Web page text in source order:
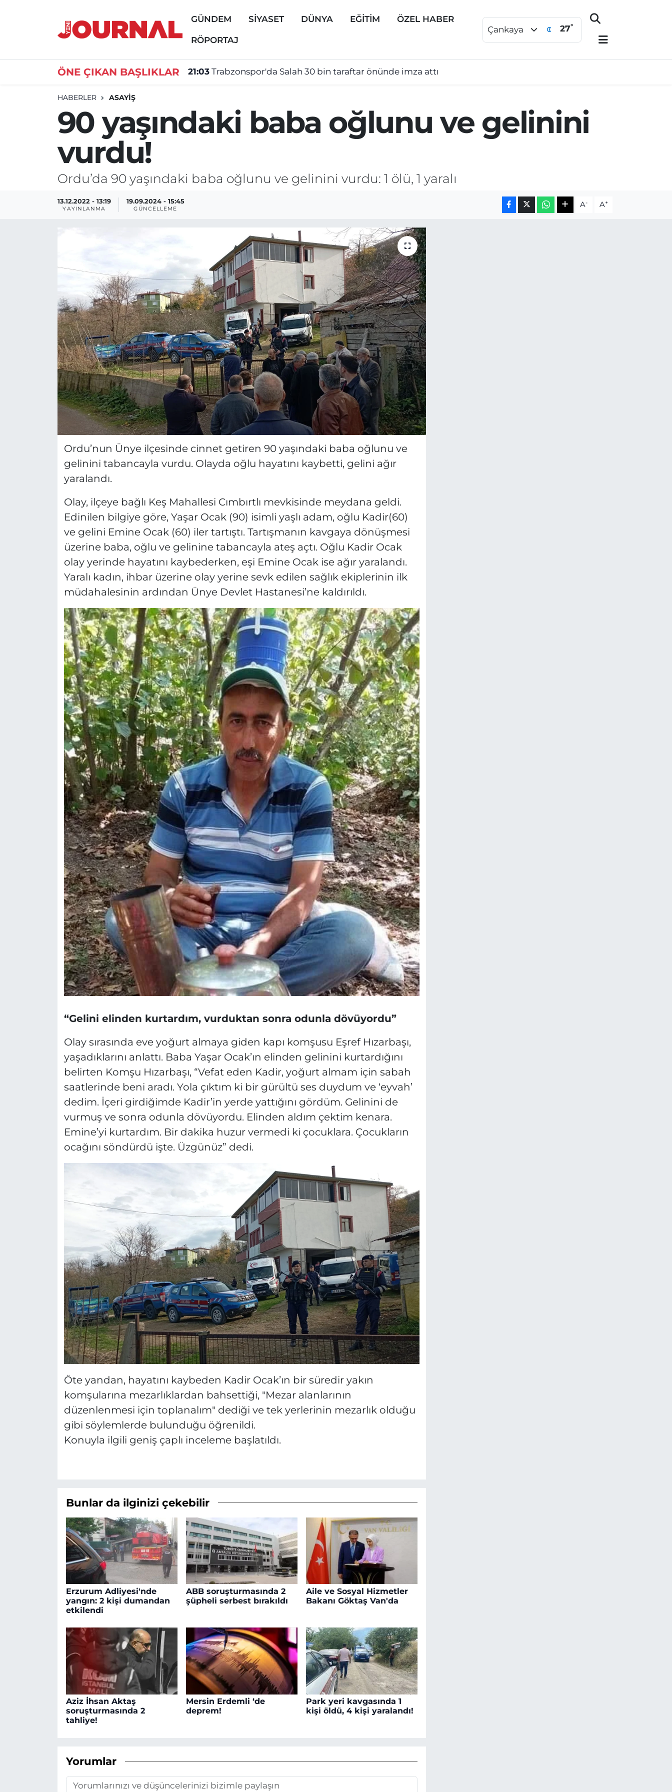
GÜNDEM SİYASET DÜNYA EĞİTİM ÖZEL HABER
RÖPORTAJ
Çankaya 27°
ÖNE ÇIKAN BAŞLIKLAR 21:03 Trabzonspor'da Salah 30 bin taraftar önünde imza attı
HABERLER ASAYİŞ
90 yaşındaki baba oğlunu ve gelinini
vurdu!
Ordu’da 90 yaşındaki baba oğlunu ve gelinini vurdu: 1 ölü, 1 yaralı
13.12.2022 - 13:19
YAYINLANMA
19.09.2024 - 15:45
GÜNCELLEME A- A+
Ordu’nun Ünye ilçesinde cinnet getiren 90 yaşındaki baba oğlunu ve
gelinini tabancayla vurdu. Olayda oğlu hayatını kaybetti, gelini ağır
yaralandı.
Olay, ilçeye bağlı Keş Mahallesi Cımbırtlı mevkisinde meydana geldi.
Edinilen bilgiye göre, Yaşar Ocak (90) isimli yaşlı adam, oğlu Kadir(60)
ve gelini Emine Ocak (60) iler tartıştı. Tartışmanın kavgaya dönüşmesi
üzerine baba, oğlu ve gelinine tabancayla ateş açtı. Oğlu Kadir Ocak
olay yerinde hayatını kaybederken, eşi Emine Ocak ise ağır yaralandı.
Yaralı kadın, ihbar üzerine olay yerine sevk edilen sağlık ekiplerinin ilk
müdahalesinin ardından Ünye Devlet Hastanesi’ne kaldırıldı.
“Gelini elinden kurtardım, vurduktan sonra odunla dövüyordu”
Olay sırasında eve yoğurt almaya giden kapı komşusu Eşref Hızarbaşı,
yaşadıklarını anlattı. Baba Yaşar Ocak’ın elinden gelinini kurtardığını
belirten Komşu Hızarbaşı, “Vefat eden Kadir, yoğurt almam için sabah
saatlerinde beni aradı. Yola çıktım ki bir gürültü ses duydum ve ‘eyvah’
dedim. İçeri girdiğimde Kadir’in yerde yattığını gördüm. Gelinini de
vurmuş ve sonra odunla dövüyordu. Elinden aldım çektim kenara.
Emine’yi kurtardım. Bir dakika huzur vermedi ki çocuklara. Çocukların
ocağını söndürdü işte. Üzgünüz” dedi.
Öte yandan, hayatını kaybeden Kadir Ocak’ın bir süredir yakın
komşularına mezarlıklardan bahsettiği, "Mezar alanlarının
düzenlenmesi için toplanalım" dediği ve tek yerlerinin mezarlık olduğu
gibi söylemlerde bulunduğu öğrenildi.
Konuyla ilgili geniş çaplı inceleme başlatıldı.
Bunlar da ilginizi çekebilir
Erzurum Adliyesi'nde
yangın: 2 kişi dumandan
etkilendi
ABB soruşturmasında 2
şüpheli serbest bırakıldı
Aile ve Sosyal Hizmetler
Bakanı Göktaş Van'da
Aziz İhsan Aktaş
soruşturmasında 2
tahliye!
Mersin Erdemli ‘de
deprem!
Park yeri kavgasında 1
kişi öldü, 4 kişi yaralandı!
Yorumlar
GÜNDEM
DÜNYA
ÖZEL HABER
Nöbetçi Eczaneler
Süper Lig Puan Durumu ve Fikstür
Son Dakika Haberleri